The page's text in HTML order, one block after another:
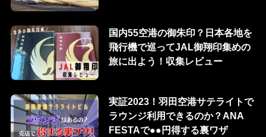
国内55空港の御朱印？日本各地を
飛行機で巡ってJAL御翔印集めの
旅に出よう！収集レビュー
実証2023！羽田空港サテライトで
ラウンジ利用できるのか？ANA
FESTAで●●円得する裏ワザ